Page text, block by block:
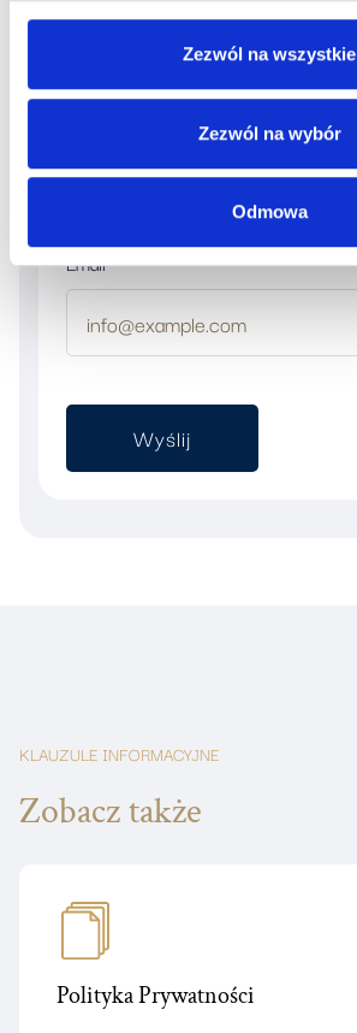
Zezwól na wszystkie
Zezwól na wybór
Odmowa
Dane
Email
KLAUZULE INFORMACYJNE
Zobacz także
Polityka Prywatności